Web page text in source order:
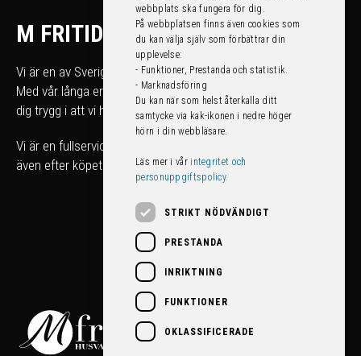
M FRITID
Vi är en av Sveriges största fritidsfordonshandlare.
Med vår långa erfarenhet kan du som köpare känna
dig trygg i att vi hjälper dig att hitta rätt fordon för just dig.
Vi är en fullserviceanläggning som tar hand om ditt fordon
även efter köpet!
webbplats ska fungera för dig.
På webbplatsen finns även cookies som
du kan välja själv som förbättrar din
upplevelse:
- Funktioner, Prestanda och statistik.
- Marknadsföring
Du kan när som helst återkalla ditt
samtycke via kak-ikonen i nedre höger
hörn i din webbläsare.
Läs mer i vår integritet och
personuppgiftspolicy.
STRIKT NÖDVÄNDIGT
PRESTANDA
INRIKTNING
FUNKTIONER
OKLASSIFICERADE